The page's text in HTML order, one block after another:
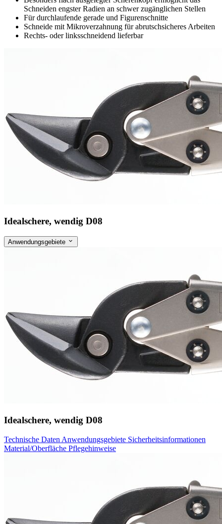
Schneiden engster Radien an schwer zugänglichen Stellen
Für durchlaufende gerade und Figurenschnitte
Schneide mit Mikroverzahnung für abrutschsicheres Arbeiten
Rechts‐ oder linksschneidend lieferbar
Idealschere, wendig D08
Anwendungsgebiete
Idealschere, wendig D08
Technische Daten Anwendungsgebiete Sicherheitsinformationen
Material/Oberfläche Pflegehinweise